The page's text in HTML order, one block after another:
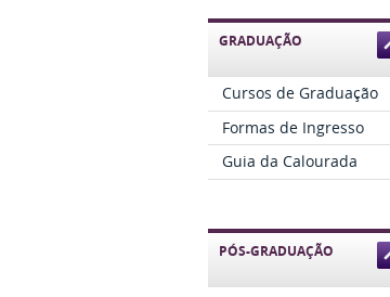
GRADUAÇÃO
Cursos de Graduação
Formas de Ingresso
Guia da Calourada
PÓS-GRADUAÇÃO